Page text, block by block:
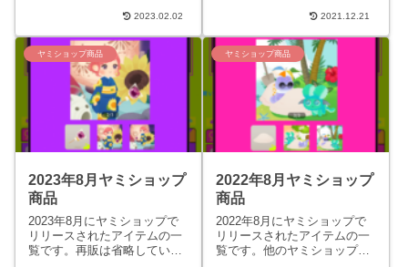
ジから探せます。再販は省略
しています。価格の項目は
通...
2023.02.02
ジで検索できます。再販は省
略しています。価格の項目...
2021.12.21
ヤミショップ商品
2023年8月ヤミショップ
商品
2023年8月にヤミショップで
リリースされたアイテムの一
覧です。再販は省略していま
ヤミショップ商品
2022年8月ヤミショップ
商品
2022年8月にヤミショップで
リリースされたアイテムの一
覧です。他のヤミショップア